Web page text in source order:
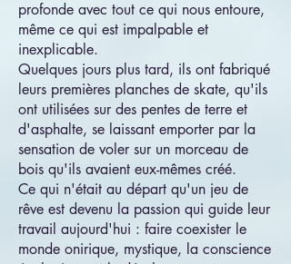
profonde avec tout ce qui nous entoure,
même ce qui est impalpable et
inexplicable.
Quelques jours plus tard, ils ont fabriqué
leurs premières planches de skate, qu'ils
ont utilisées sur des pentes de terre et
d'asphalte, se laissant emporter par la
sensation de voler sur un morceau de
bois qu'ils avaient eux-mêmes créé.
Ce qui n'était au départ qu'un jeu de
rêve est devenu la passion qui guide leur
travail aujourd'hui : faire coexister le
monde onirique, mystique, la conscience